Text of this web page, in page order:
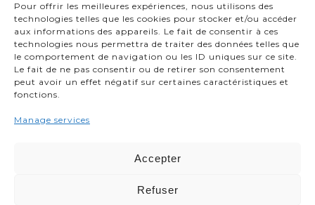
Pour offrir les meilleures expériences, nous utilisons des
technologies telles que les cookies pour stocker et/ou accéder
aux informations des appareils. Le fait de consentir à ces
technologies nous permettra de traiter des données telles que
le comportement de navigation ou les ID uniques sur ce site.
Le fait de ne pas consentir ou de retirer son consentement
peut avoir un effet négatif sur certaines caractéristiques et
fonctions.
Manage services
Accepter
Refuser
LAGADEC
PEN AR HOAS29800SAINT THONAN
02 98 20 22 36
DÉCLARATION DE CONFIDENTIALITÉ